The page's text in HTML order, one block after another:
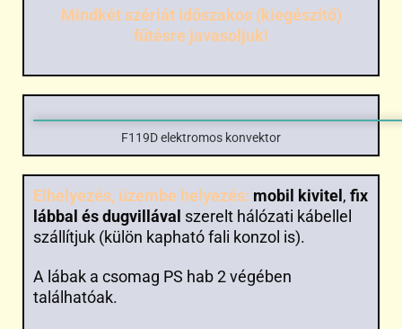
Mindkét szériát időszakos (kiegészítő)
fűtésre javasoljuk!
F119D elektromos konvektor
Elhelyezés, üzembe helyezés: mobil kivitel, fix
lábbal és dugvillával szerelt hálózati kábellel
szállítjuk (külön kapható fali konzol is).
A lábak a csomag PS hab 2 végében
találhatóak.